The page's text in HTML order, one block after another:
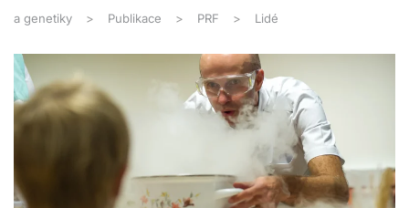
a genetiky Publikace PRF Lidé